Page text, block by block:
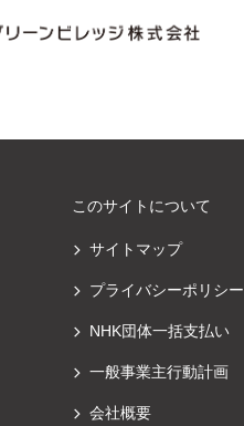
このサイトについて
サイトマップ
プライバシーポリシー
NHK団体一括支払い
一般事業主行動計画
会社概要